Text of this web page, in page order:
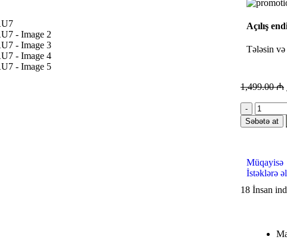
Açılış
Tələsin
1,499.00₼
Səbətə at
Müqayisə
İstəklərə
18 İnsan